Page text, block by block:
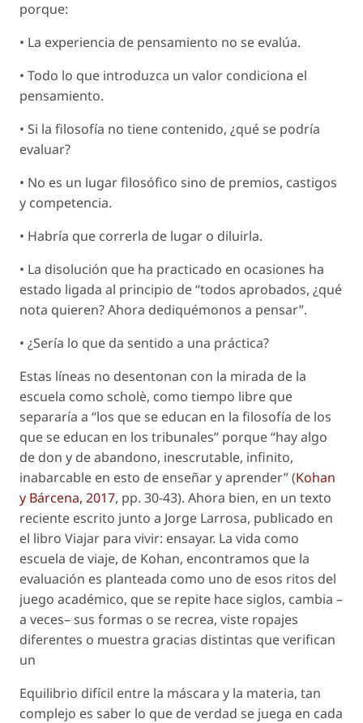
porque:
• La experiencia de pensamiento no se evalúa.
• Todo lo que introduzca un valor condiciona el
pensamiento.
• Si la filosofía no tiene contenido, ¿qué se podría
evaluar?
• No es un lugar filosófico sino de premios, castigos
y competencia.
• Habría que correrla de lugar o diluirla.
• La disolución que ha practicado en ocasiones ha
estado ligada al principio de “todos aprobados, ¿qué
nota quieren? Ahora dediquémonos a pensar”.
• ¿Sería lo que da sentido a una práctica?
Estas líneas no desentonan con la mirada de la
escuela como scholè, como tiempo libre que
separaría a “los que se educan en la filosofía de los
que se educan en los tribunales” porque “hay algo
de don y de abandono, inescrutable, infinito,
inabarcable en esto de enseñar y aprender” (Kohan
y Bárcena, 2017, pp. 30-43). Ahora bien, en un texto
reciente escrito junto a Jorge Larrosa, publicado en
el libro Viajar para vivir: ensayar. La vida como
escuela de viaje, de Kohan, encontramos que la
evaluación es planteada como uno de esos ritos del
juego académico, que se repite hace siglos, cambia –
a veces– sus formas o se recrea, viste ropajes
diferentes o muestra gracias distintas que verifican
un
Equilibrio difícil entre la máscara y la materia, tan
complejo es saber lo que de verdad se juega en cada